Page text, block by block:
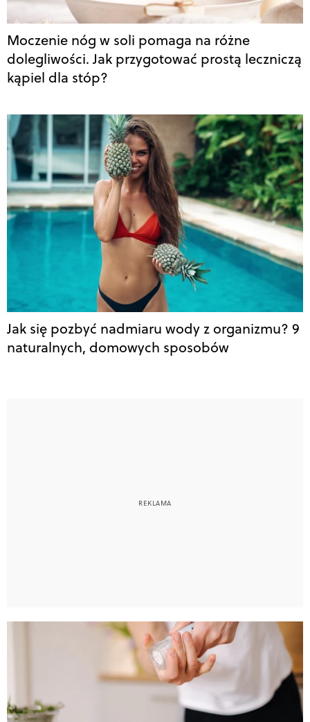
Moczenie nóg w soli pomaga na różne
dolegliwości. Jak przygotować prostą leczniczą
kąpiel dla stóp?
Jak się pozbyć nadmiaru wody z organizmu? 9
naturalnych, domowych sposobów